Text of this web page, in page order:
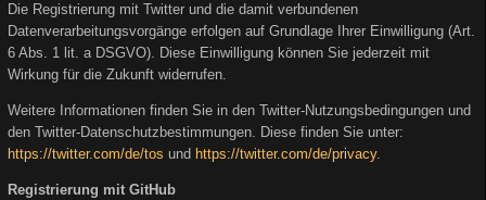
Die Registrierung mit Twitter und die damit verbundenen
Datenverarbeitungsvorgänge erfolgen auf Grundlage Ihrer Einwilligung (Art.
6 Abs. 1 lit. a DSGVO). Diese Einwilligung können Sie jederzeit mit
Wirkung für die Zukunft widerrufen.
Weitere Informationen finden Sie in den Twitter-Nutzungsbedingungen und
den Twitter-Datenschutzbestimmungen. Diese finden Sie unter:
https://twitter.com/de/tos und https://twitter.com/de/privacy.
Registrierung mit GitHub